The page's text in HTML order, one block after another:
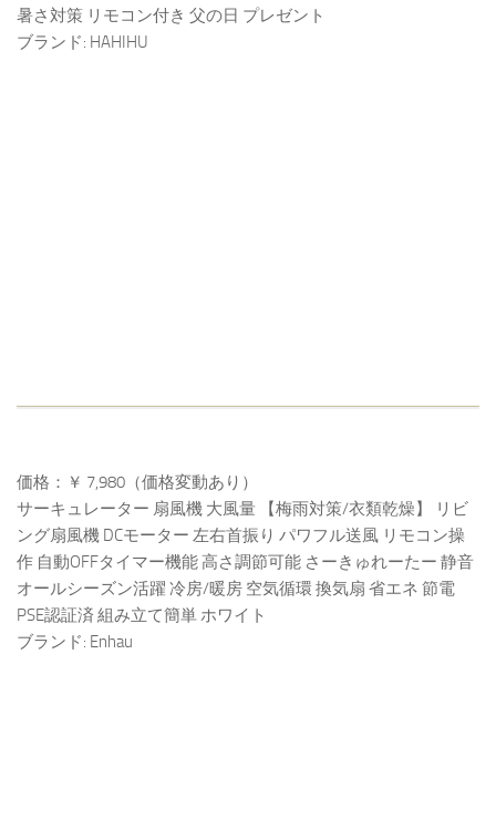
暑さ対策 リモコン付き 父の日 プレゼント
ブランド: HAHIHU
価格：￥ 7,980（価格変動あり）
サーキュレーター 扇風機 大風量 【梅雨対策/衣類乾燥】 リビ
ング扇風機 DCモーター 左右首振り パワフル送風 リモコン操
作 自動OFFタイマー機能 高さ調節可能 さーきゅれーたー 静音
オールシーズン活躍 冷房/暖房 空気循環 換気扇 省エネ 節電
PSE認証済 組み立て簡単 ホワイト
ブランド: Enhau